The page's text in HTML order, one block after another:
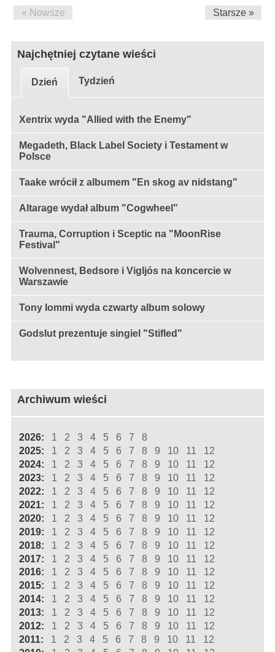
« Nowsze Starsze »
Najchętniej czytane wieści
Dzień Tydzień
Xentrix wyda "Allied with the Enemy"
Megadeth, Black Label Society i Testament w
Polsce
Taake wrócił z albumem "En skog av nidstang"
Altarage wydał album "Cogwheel"
Trauma, Corruption i Sceptic na "MoonRise
Festival"
Wolvennest, Bedsore i Vigljós na koncercie w
Warszawie
Tony Iommi wyda czwarty album solowy
Godslut prezentuje singiel "Stifled"
Archiwum wieści
2026: 1 2 3 4 5 6 7
8
2025:
1 2 3 4 5 6 7 8 9 10 11
12
2024:
1 2 3 4 5 6 7 8 9 10 11
12
2023:
1 2 3 4 5 6 7 8 9 10 11
12
2022:
1 2 3 4 5 6 7 8 9 10 11
12
2021:
1 2 3 4 5 6 7 8 9 10 11
12
2020:
1 2 3 4 5 6 7 8 9 10 11
12
2019:
1 2 3 4 5 6 7 8 9 10 11
12
2018:
1 2 3 4 5 6 7 8 9 10 11
12
2017:
1 2 3 4 5 6 7 8 9 10 11
12
2016:
1 2 3 4 5 6 7 8 9 10 11
12
2015:
1 2 3 4 5 6 7 8 9 10 11
12
2014:
1 2 3 4 5 6 7 8 9 10 11
12
2013:
1 2 3 4 5 6 7 8 9 10 11
12
2012:
1 2 3 4 5 6 7 8 9 10 11
12
2011:
1 2 3 4 5 6 7 8 9 10 11
12